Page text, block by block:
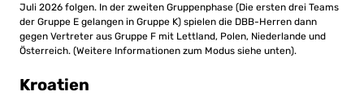
Juli 2026 folgen. In der zweiten Gruppenphase (Die ersten drei Teams
der Gruppe E gelangen in Gruppe K) spielen die DBB-Herren dann
gegen Vertreter aus Gruppe F mit Lettland, Polen, Niederlande und
Österreich. (Weitere Informationen zum Modus siehe unten).
Kroatien